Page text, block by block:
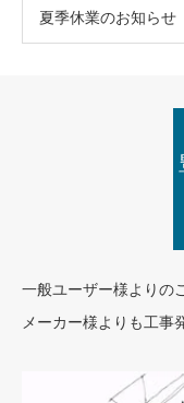
夏季休業のお知らせ
一般ユーザー様よりの
メーカー様よりも工事